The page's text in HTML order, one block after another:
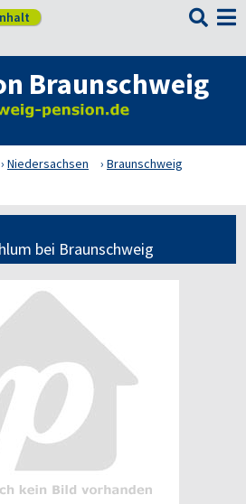

Braunschweig
Niedersachsen
Braunschweig
bei Braunschweig